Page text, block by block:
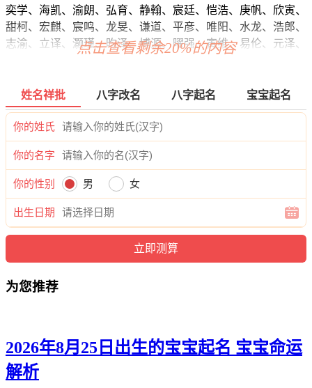
奕学、海凯、渝朗、弘育、静翰、宸廷、恺浩、庚帆、欣寅、
甜柯、宏麒、宸鸣、龙旻、谦道、平彦、唯阳、水龙、浩郎、
志渝、立译、灏瑾、昀泽、博源、曜强、寅维、易伦、元泽、
译海、翰晏、琦郎、迪远、宇知、菱石、姗恺、正硕、乐颜、
鸣悦、尊诚、寅旻、姝映、曜云、俊恺、景海、俊南、辉俊、
梁海、唯俊、宽嘉、炎滢、弘聪、凯晨、诚温、桦潼、海祥、
曜易、迪乔、迪曜、博彦、真牧、旻弘、娜道、恺启、博博、
渝磊、易裕、姗迪、译弘、卓瑶、珞云、澜浩、渝恺、乐旭、
嘉翰、奇俪、石弘、曜迪、颜康、俊辰、瀚瑾、烁威、景海、
绍翰、伦谦、锦恺、蕊天、旻弘、睿嘉、嘉梓、强麒、正新、
瀚源、烁原、强俊、斌俊、寅正、旭旻、寅俊、兰蕊、浩道、
浩梓、旭恺、海雨、曜弘、恺超、锐迪、建唯、桦瑞、渝华、
俪俊、玄寅、浩伦、东欣、启锦、如铎、伦烁、伦瑾、牧韬、
郎依、紫世、冰源、天恬、信泽、琛石、晨易。
点击查看剩余20%的内容
姓名祥批 八字改名 八字起名 宝宝起名
你的姓氏
你的名字
你的性别 男 女
出生日期
为您推荐
2026年8月25日出生的宝宝起名 宝宝命运
解析